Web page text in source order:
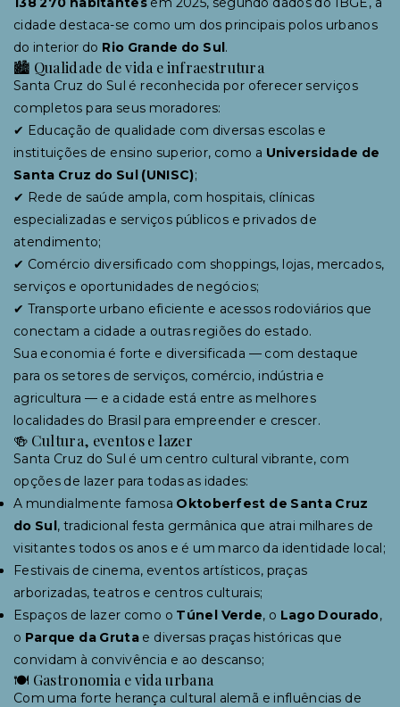
cidade destaca-se como um dos principais polos urbanos
do interior do Rio Grande do Sul.
🏙 Qualidade de vida e infraestrutura
Santa Cruz do Sul é reconhecida por oferecer serviços
completos para seus moradores:
✔ Educação de qualidade com diversas escolas e
instituições de ensino superior, como a Universidade de
Santa Cruz do Sul (UNISC);
✔ Rede de saúde ampla, com hospitais, clínicas
especializadas e serviços públicos e privados de
atendimento;
✔ Comércio diversificado com shoppings, lojas, mercados,
serviços e oportunidades de negócios;
✔ Transporte urbano eficiente e acessos rodoviários que
conectam a cidade a outras regiões do estado.
Sua economia é forte e diversificada — com destaque
para os setores de serviços, comércio, indústria e
agricultura — e a cidade está entre as melhores
localidades do Brasil para empreender e crescer.
🍻 Cultura, eventos e lazer
Santa Cruz do Sul é um centro cultural vibrante, com
opções de lazer para todas as idades:
A mundialmente famosa Oktoberfest de Santa Cruz
do Sul, tradicional festa germânica que atrai milhares de
visitantes todos os anos e é um marco da identidade local;
Festivais de cinema, eventos artísticos, praças
arborizadas, teatros e centros culturais;
Espaços de lazer como o Túnel Verde, o Lago Dourado,
o Parque da Grutae diversas praças históricas que
convidam à convivência e ao descanso;
🍽 Gastronomia e vida urbana
Com uma forte herança cultural alemã e influências de